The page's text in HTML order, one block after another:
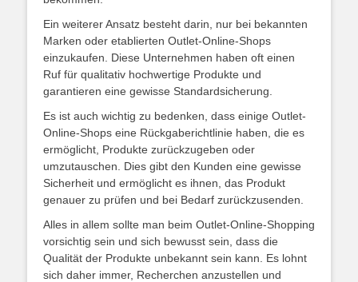
Ein weiterer Ansatz besteht darin, nur bei bekannten
Marken oder etablierten Outlet-Online-Shops
einzukaufen. Diese Unternehmen haben oft einen
Ruf für qualitativ hochwertige Produkte und
garantieren eine gewisse Standardsicherung.
Es ist auch wichtig zu bedenken, dass einige Outlet-
Online-Shops eine Rückgaberichtlinie haben, die es
ermöglicht, Produkte zurückzugeben oder
umzutauschen. Dies gibt den Kunden eine gewisse
Sicherheit und ermöglicht es ihnen, das Produkt
genauer zu prüfen und bei Bedarf zurückzusenden.
Alles in allem sollte man beim Outlet-Online-Shopping
vorsichtig sein und sich bewusst sein, dass die
Qualität der Produkte unbekannt sein kann. Es lohnt
sich daher immer, Recherchen anzustellen und